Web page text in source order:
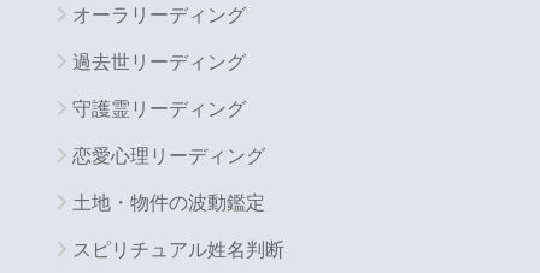
オーラリーディング
過去世リーディング
守護霊リーディング
恋愛心理リーディング
土地・物件の波動鑑定
スピリチュアル姓名判断